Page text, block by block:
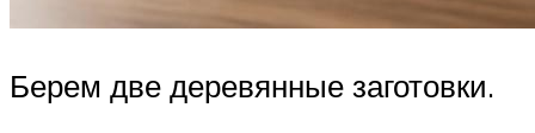
Берем две деревянные заготовки.